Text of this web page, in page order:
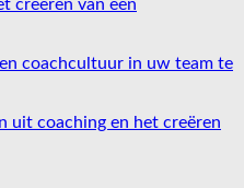
creëren van een
coachcultuur in uw team te
uit coaching en het creëren